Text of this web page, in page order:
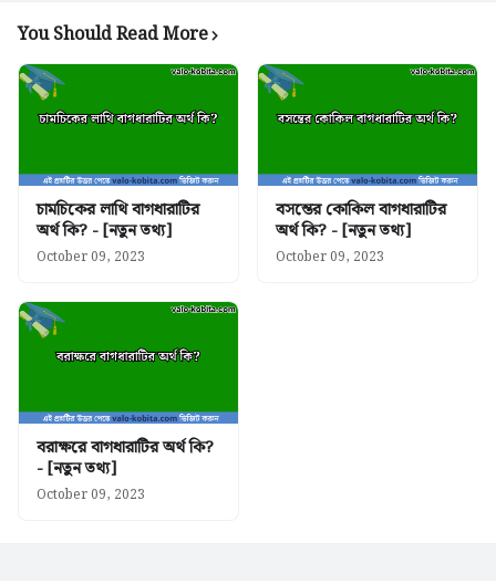
You Should Read More
চামচিকের লাথি বাগধারাটির
অর্থ কি? - [নতুন তথ্য]
October 09, 2023
বসন্তের কোকিল বাগধারাটির
অর্থ কি? - [নতুন তথ্য]
October 09, 2023
বরাক্ষরে বাগধারাটির অর্থ কি?
- [নতুন তথ্য]
October 09, 2023